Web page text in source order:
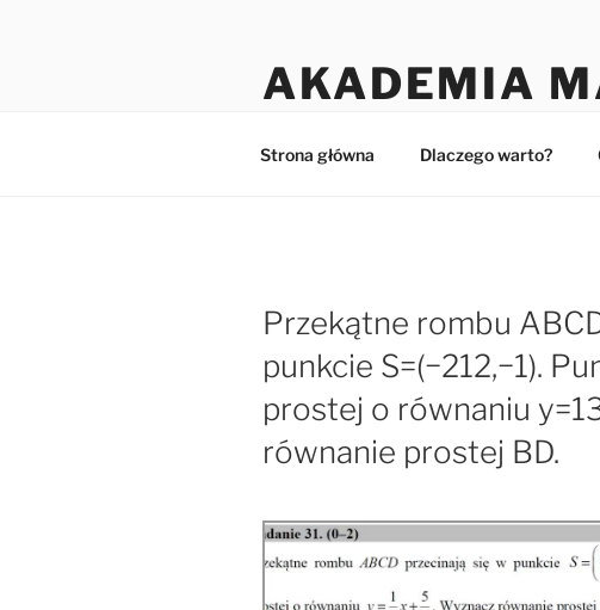
AKADEMIA
Strona główna Dlaczego warto?
Przekątne rombu
punkcie S=(−212,−1).
prostej o równaniu
równanie prostej BD.